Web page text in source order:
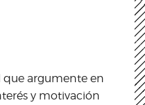
argumente en
y motivación